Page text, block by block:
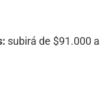
subirá de $91.000 a